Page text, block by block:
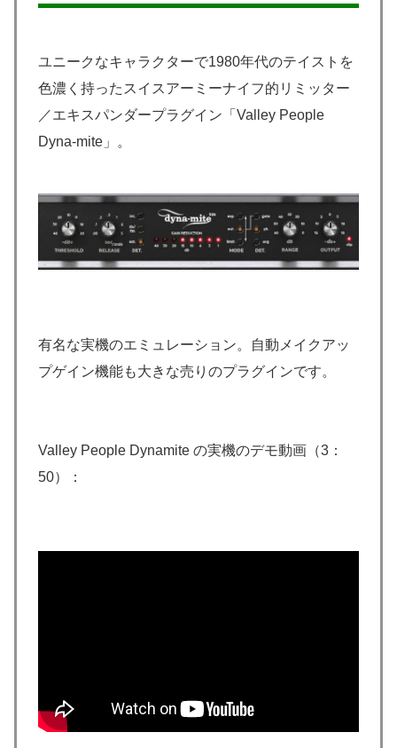
ユニークなキャラクターで1980年代のテイストを
色濃く持ったスイスアーミーナイフ的リミッター
／エキスパンダープラグイン「Valley People
Dyna-mite」。
有名な実機のエミュレーション。自動メイクアッ
プゲイン機能も大きな売りのプラグインです。
Valley People Dynamite の実機のデモ動画（3：
50）：